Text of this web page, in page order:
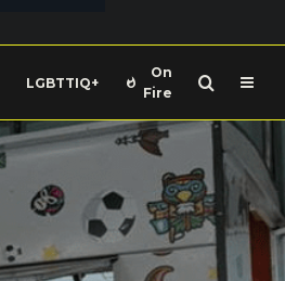
LGBTTIQ+
On
Fire